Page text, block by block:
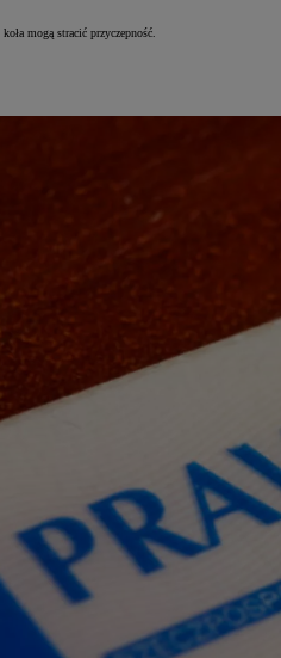
mogą stracić przyczepność.